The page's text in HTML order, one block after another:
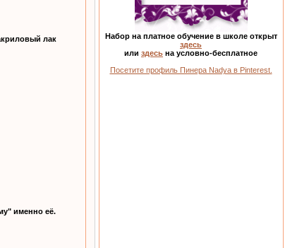
лак
именно её.
Набор на платное обучение в школе открыт
здесь
или здесь на условно-бесплатное
Посетите профиль Пинера Nadya в Pinterest.